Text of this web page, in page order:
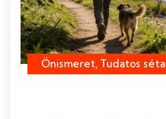
Önismeret, Tudatos séta